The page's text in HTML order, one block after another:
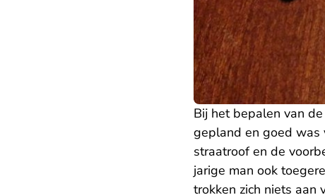
Bij het bepalen van
gepland en goed was
straatroof en de
jarige man ook
trokken zich niets aan